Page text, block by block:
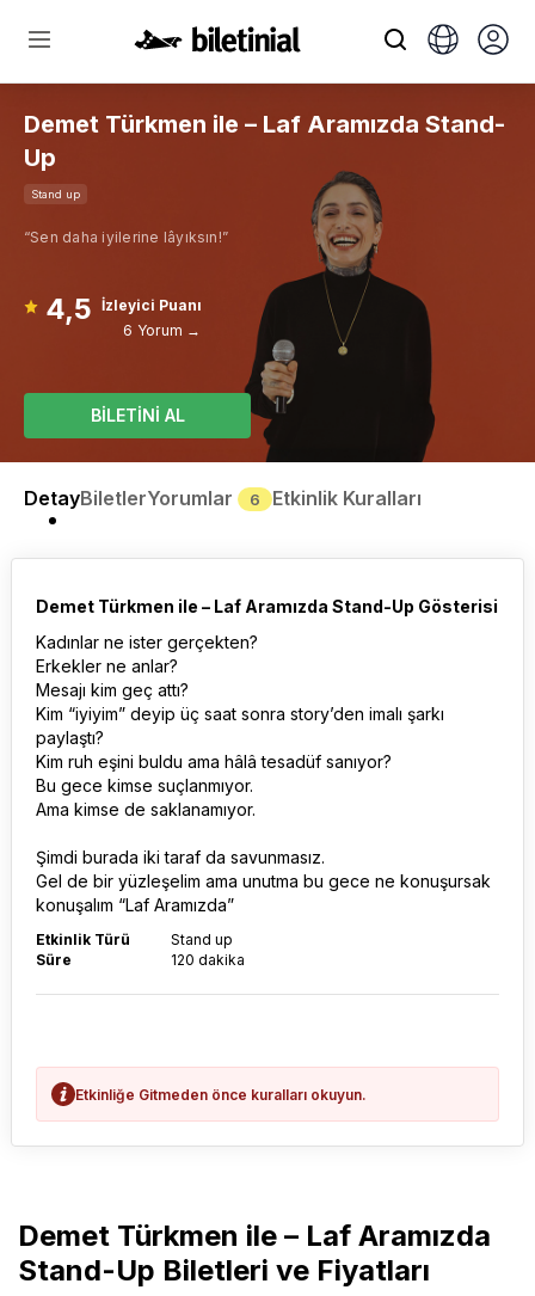
Demet Türkmen ile – Laf Aramızda Stand-
Up
Stand up
“Sen daha iyilerine lâyıksın!”
4,5 İzleyici Puanı
6 Yorum →
BİLETİNİ AL
DetayBiletlerYorumlar 6 Etkinlik Kuralları
Demet Türkmen ile – Laf Aramızda Stand-Up Gösterisi
Kadınlar ne ister gerçekten?
Erkekler ne anlar?
Mesajı kim geç attı?
Kim “iyiyim” deyip üç saat sonra story’den imalı şarkı
paylaştı?
Kim ruh eşini buldu ama hâlâ tesadüf sanıyor?
Bu gece kimse suçlanmıyor.
Ama kimse de saklanamıyor.
Şimdi burada iki taraf da savunmasız.
Gel de bir yüzleşelim ama unutma bu gece ne konuşursak
konuşalım “Laf Aramızda”
Etkinlik Türü
Stand up
Süre
120 dakika
Etkinliğe Gitmeden önce kuralları okuyun.
Demet Türkmen ile – Laf Aramızda
Stand-Up Biletleri ve Fiyatları